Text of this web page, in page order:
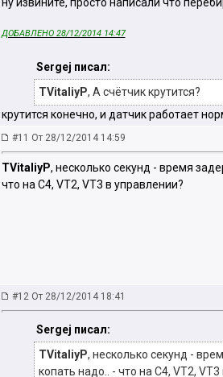
ну извините, просто написали что
ДОБАВЛЕНО 28/12/2014 14:47
Sergej писал:
TVitaliyP, А счётчик крутится?
крутится конечно, и датчик работает
#11 От 28/12/2014 14:59
TVitaliyP, несколько секунд - время
что на C4, VT2, VT3 в управлении?
#12 От 28/12/2014 18:41
Sergej писал:
TVitaliyP, несколько секунд -
копать надо.. - что на C4, VT2,